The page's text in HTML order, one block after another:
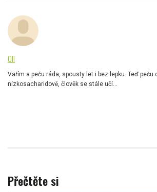
Oli
Vařím a peču ráda, spousty let i bez lepku. Teď peču
nízkosacharidově, člověk se stále učí...
Přečtěte si